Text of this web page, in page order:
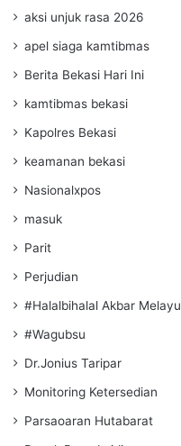
aksi unjuk rasa 2026
apel siaga kamtibmas
Berita Bekasi Hari Ini
kamtibmas bekasi
Kapolres Bekasi
keamanan bekasi
Nasionalxpos
masuk
Parit
Perjudian
#Halalbihalal Akbar Melayu
#Wagubsu
Dr.Jonius Taripar
Monitoring Ketersedian
Parsaoaran Hutabarat